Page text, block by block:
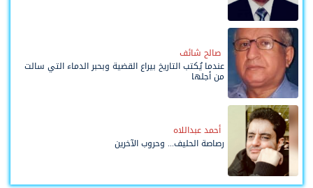
صالح شائف
عندما يُكتب التاريخ بيراع القضية وبحبر الدماء التي سالت
من أجلها
أحمد عبداللاه
رصاصة الحليف... وحروب الآخرين